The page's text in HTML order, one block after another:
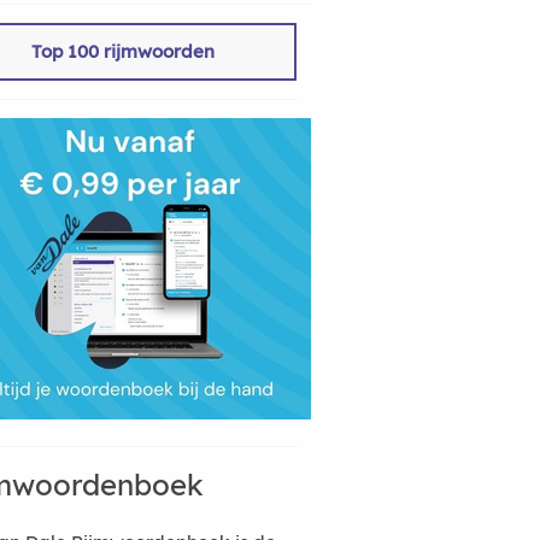
Top 100 rijmwoorden